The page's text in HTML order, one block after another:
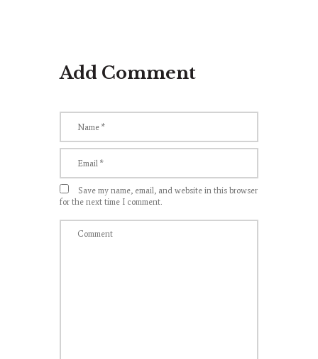
Add Comment
Save my name, email, and website in this browser
for the next time I comment.